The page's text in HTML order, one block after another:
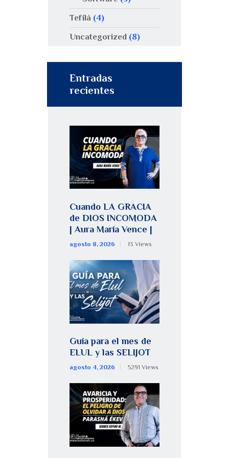
Tefilá (4)
Uncategorized (8)
Entradas
recientes
Cuando LA GRACIA
de DIOS INCOMODA
| Aura María Vence |
agosto 8, 2026 13 Views
Guía para el mes de
ELUL y las SELIJOT
agosto 4, 2026 5291 Views